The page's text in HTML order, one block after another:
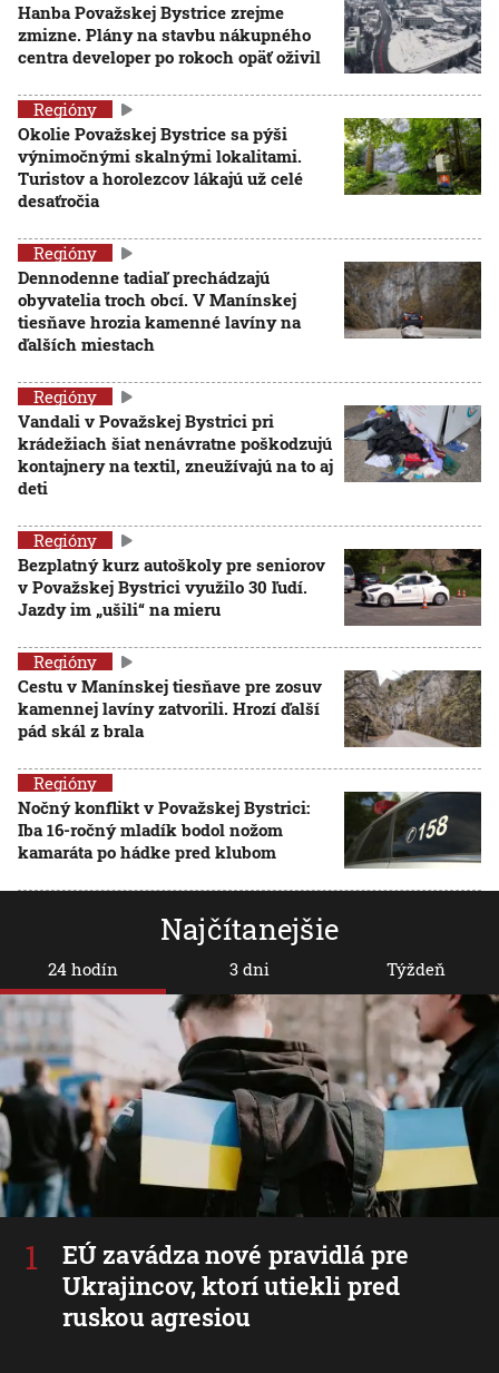
Hanba Považskej Bystrice zrejme
zmizne. Plány na stavbu nákupného
centra developer po rokoch opäť oživil
Regióny
Okolie Považskej Bystrice sa pýši
výnimočnými skalnými lokalitami.
Turistov a horolezcov lákajú už celé
desaťročia
Regióny
Dennodenne tadiaľ prechádzajú
obyvatelia troch obcí. V Manínskej
tiesňave hrozia kamenné lavíny na
ďalších miestach
Regióny
Vandali v Považskej Bystrici pri
krádežiach šiat nenávratne poškodzujú
kontajnery na textil, zneužívajú na to aj
deti
Regióny
Bezplatný kurz autoškoly pre seniorov
v Považskej Bystrici využilo 30 ľudí.
Jazdy im „ušili“ na mieru
Regióny
Cestu v Manínskej tiesňave pre zosuv
kamennej lavíny zatvorili. Hrozí ďalší
pád skál z brala
Regióny
Nočný konflikt v Považskej Bystrici:
Iba 16-ročný mladík bodol nožom
kamaráta po hádke pred klubom
Najčítanejšie
24 hodín
EÚ zavádza nové pravidlá pre
Ukrajincov, ktorí utiekli pred
ruskou agresiou
3 dni Týždeň